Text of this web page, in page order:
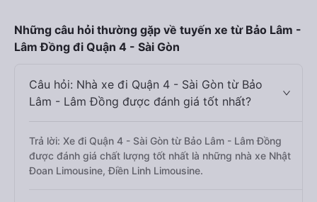
Những câu hỏi thường gặp về tuyến xe từ Bảo Lâm -
Lâm Đồng đi Quận 4 - Sài Gòn
Câu hỏi: Nhà xe đi Quận 4 - Sài Gòn từ Bảo
Lâm - Lâm Đồng được đánh giá tốt nhất?
Trả lời: Xe đi Quận 4 - Sài Gòn từ Bảo Lâm - Lâm Đồng
được đánh giá chất lượng tốt nhất là những nhà xe Nhật
Đoan Limousine, Điền Linh Limousine.